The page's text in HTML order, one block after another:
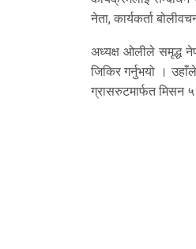
नेता, कार्यकर्ता
अध्यक्ष ओलीले समृद्ध
जिकिर गर्नुभयो ।
ग्रासरुटमार्फत मिसन